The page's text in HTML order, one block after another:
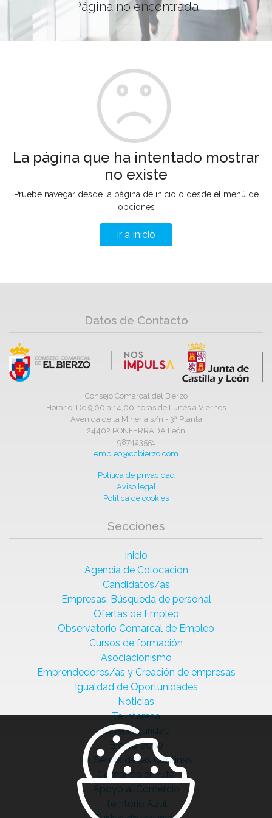
Página no encontrada
La página que ha intentado mostrar
no existe
Pruebe navegar desde la página de inicio o desde el menú de
opciones
Ir a Inicio
Datos de Contacto
Consejo Comarcal del Bierzo
Horario: De 9,00 a 14,00 horas de Lunes a Viernes
Avenida de la Minería s/n - 3ª Planta
24402 PONFERRADA León
987423551
empleo@ccbierzo.com
Política de privacidad
Aviso legal
Política de cookies
Secciones
Inicio
Agencia de Colocación
Candidatos/as
Empresas: Búsqueda de personal
Ofertas de Empleo
Observatorio Comarcal de Empleo
Cursos de formación
Asociacionismo
Emprendedores/as y Creación de empresas
Igualdad de Oportunidades
Noticias
Te interesa
Ciberseguridad
Bierzo 2030
La Senda de las Cantinas
Comanda en ruta
Apoyo al Comercio
Territorio Azul